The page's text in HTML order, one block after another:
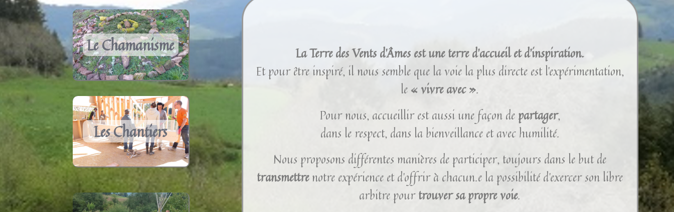
Le Chamanisme
Les Chantiers
La Terre des Vents d’Âmes est une terre d’accueil et d’inspiration.
Et pour être inspiré, il nous semble que la voie la plus directe est l’expérimentation,
le « vivre avec ».
Pour nous, accueillir est aussi une façon de partager,
dans le respect, dans la bienveillance et avec humilité.
Nous proposons différentes manières de participer, toujours dans le but de
transmettrenotre expérience et d’offrir à chacun.e la possibilité d’exercer son libre
arbitre pourtrouver sa propre voie.